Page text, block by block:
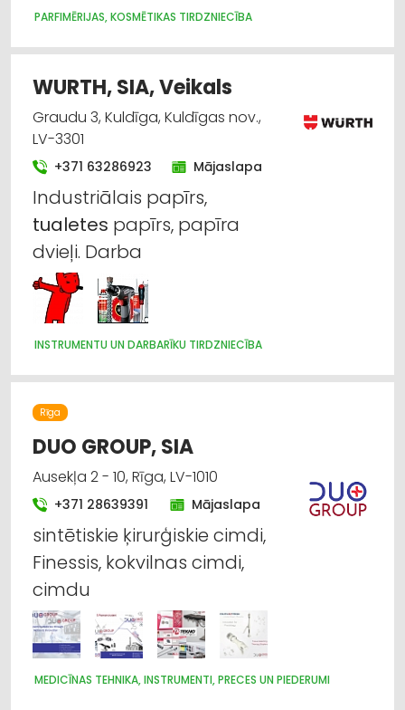
PARFIMĒRIJAS, KOSMĒTIKAS TIRDZNIECĪBA
WURTH, SIA, Veikals
Graudu 3, Kuldīga, Kuldīgas nov.,
LV-3301
+371 63286923 Mājaslapa
Industriālais papīrs,
tualetes papīrs, papīra
dvieļi. Darba
INSTRUMENTU UN DARBARĪKU TIRDZNIECĪBA
Rīga
DUO GROUP, SIA
Ausekļa 2 - 10, Rīga, LV-1010
+371 28639391 Mājaslapa
sintētiskie ķirurģiskie cimdi,
Finessis, kokvilnas cimdi,
cimdu
MEDICĪNAS TEHNIKA, INSTRUMENTI, PRECES UN PIEDERUMI